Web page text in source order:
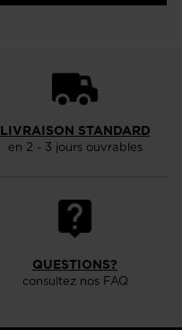
LIVRAISON STANDARD
en 2 - 3 jours ouvrables
QUESTIONS?
consultez nos FAQ